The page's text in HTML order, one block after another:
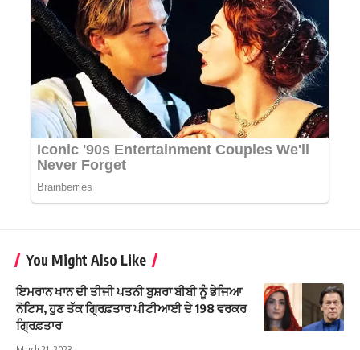
You Might Also Like
ਇਮਰਾਨ ਖਾਨ ਦੀ ਤੀਜੀ ਪਤਨੀ ਬੁਸ਼ਰਾ ਬੀਬੀ ਨੂੰ ਭੇਜਿਆ
ਨੋਟਿਸ, ਹੁਣ ਤੱਕ ਗ੍ਰਿਫ਼ਤਾਰ ਪੀਟੀਆਈ ਦੇ 198 ਵਰਕਰ
ਗ੍ਰਿਫ਼ਤਾਰ